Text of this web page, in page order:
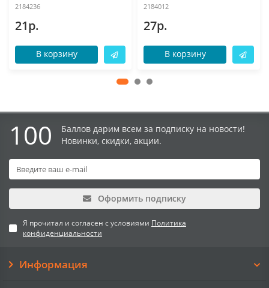
2184236
21р.
В корзину
2184012
27р.
В корзину
100
Баллов дарим всем за подписку на новости!
Новинки, скидки, акции.
Оформить подписку
Я прочитал и согласен с условиями Политика
конфиденциальности
Информация